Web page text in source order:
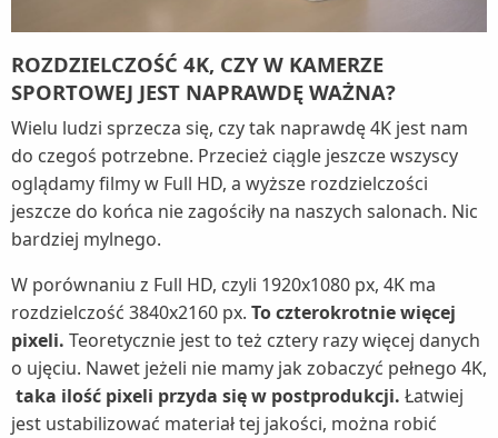
ROZDZIELCZOŚĆ 4K, CZY W KAMERZE
SPORTOWEJ JEST NAPRAWDĘ WAŻNA?
Wielu ludzi sprzecza się, czy tak naprawdę 4K jest nam
do czegoś potrzebne. Przecież ciągle jeszcze wszyscy
oglądamy filmy w Full HD, a wyższe rozdzielczości
jeszcze do końca nie zagościły na naszych salonach. Nic
bardziej mylnego.
W porównaniu z Full HD, czyli 1920x1080 px, 4K ma
rozdzielczość 3840x2160 px. To czterokrotnie więcej
pixeli. Teoretycznie jest to też cztery razy więcej danych
o ujęciu. Nawet jeżeli nie mamy jak zobaczyć pełnego 4K,
taka ilość pixeli przyda się w postprodukcji. Łatwiej
jest ustabilizować materiał tej jakości, można robić